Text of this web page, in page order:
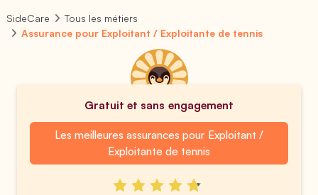
SideCare
Tous les métiers
Assurance pour Exploitant / Exploitante de tennis
Gratuit et sans engagement
Les meilleures assurances pour Exploitant /
Exploitante de tennis